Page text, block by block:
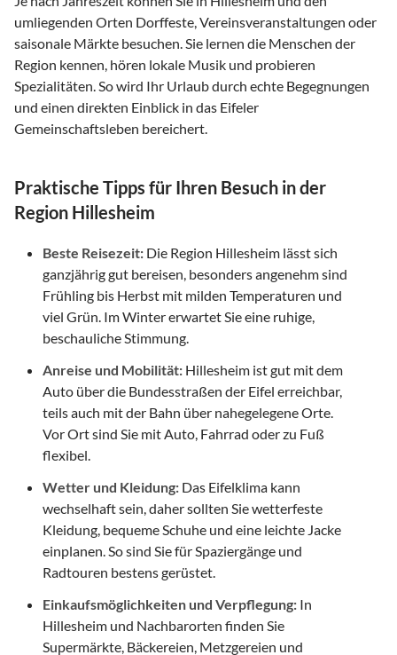
umliegenden Orten Dorffeste, Vereinsveranstaltungen oder
saisonale Märkte besuchen. Sie lernen die Menschen der
Region kennen, hören lokale Musik und probieren
Spezialitäten. So wird Ihr Urlaub durch echte Begegnungen
und einen direkten Einblick in das Eifeler
Gemeinschaftsleben bereichert.
Praktische Tipps für Ihren Besuch in der
Region Hillesheim
Beste Reisezeit: Die Region Hillesheim lässt sich
ganzjährig gut bereisen, besonders angenehm sind
Frühling bis Herbst mit milden Temperaturen und
viel Grün. Im Winter erwartet Sie eine ruhige,
beschauliche Stimmung.
Anreise und Mobilität: Hillesheim ist gut mit dem
Auto über die Bundesstraßen der Eifel erreichbar,
teils auch mit der Bahn über nahegelegene Orte.
Vor Ort sind Sie mit Auto, Fahrrad oder zu Fuß
flexibel.
Wetter und Kleidung: Das Eifelklima kann
wechselhaft sein, daher sollten Sie wetterfeste
Kleidung, bequeme Schuhe und eine leichte Jacke
einplanen. So sind Sie für Spaziergänge und
Radtouren bestens gerüstet.
Einkaufsmöglichkeiten und Verpflegung: In
Hillesheim und Nachbarorten finden Sie
Supermärkte, Bäckereien, Metzgereien und